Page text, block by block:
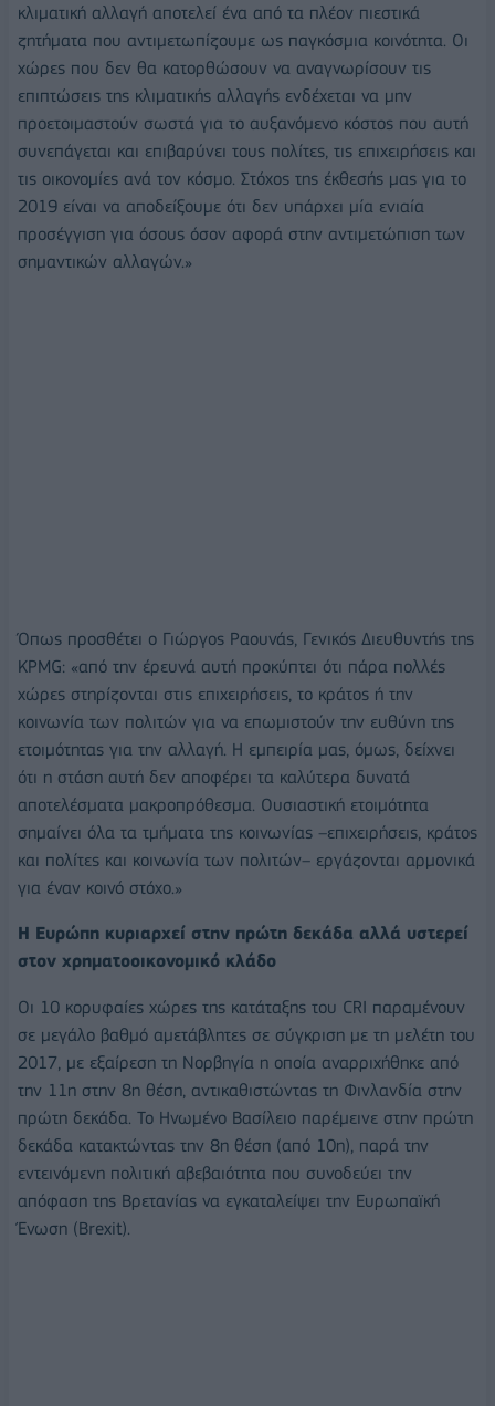
κλιματική αλλαγή αποτελεί ένα από τα πλέον πιεστικά
ζητήματα που αντιμετωπίζουμε ως παγκόσμια κοινότητα. Οι
χώρες που δεν θα κατορθώσουν να αναγνωρίσουν τις
επιπτώσεις της κλιματικής αλλαγής ενδέχεται να μην
προετοιμαστούν σωστά για το αυξανόμενο κόστος που αυτή
συνεπάγεται και επιβαρύνει τους πολίτες, τις επιχειρήσεις και
τις οικονομίες ανά τον κόσμο. Στόχος της έκθεσής μας για το
2019 είναι να αποδείξουμε ότι δεν υπάρχει μία ενιαία
προσέγγιση για όσους όσον αφορά στην αντιμετώπιση των
σημαντικών αλλαγών.»
Όπως προσθέτει ο Γιώργος Ραουνάς, Γενικός Διευθυντής της
KPMG: «από την έρευνά αυτή προκύπτει ότι πάρα πολλές
χώρες στηρίζονται στις επιχειρήσεις, το κράτος ή την
κοινωνία των πολιτών για να επωμιστούν την ευθύνη της
ετοιμότητας για την αλλαγή. Η εμπειρία μας, όμως, δείχνει
ότι η στάση αυτή δεν αποφέρει τα καλύτερα δυνατά
αποτελέσματα μακροπρόθεσμα. Ουσιαστική ετοιμότητα
σημαίνει όλα τα τμήματα της κοινωνίας –επιχειρήσεις, κράτος
και πολίτες και κοινωνία των πολιτών– εργάζονται αρμονικά
για έναν κοινό στόχο.»
Η Ευρώπη κυριαρχεί στην πρώτη δεκάδα αλλά υστερεί
στον χρηματοοικονομικό κλάδο
Οι 10 κορυφαίες χώρες της κατάταξης του CRI παραμένουν
σε μεγάλο βαθμό αμετάβλητες σε σύγκριση με τη μελέτη του
2017, με εξαίρεση τη Νορβηγία η οποία αναρριχήθηκε από
την 11η στην 8η θέση, αντικαθιστώντας τη Φινλανδία στην
πρώτη δεκάδα. Το Ηνωμένο Βασίλειο παρέμεινε στην πρώτη
δεκάδα κατακτώντας την 8η θέση (από 10η), παρά την
εντεινόμενη πολιτική αβεβαιότητα που συνοδεύει την
απόφαση της Βρετανίας να εγκαταλείψει την Ευρωπαϊκή
Ένωση (Brexit).